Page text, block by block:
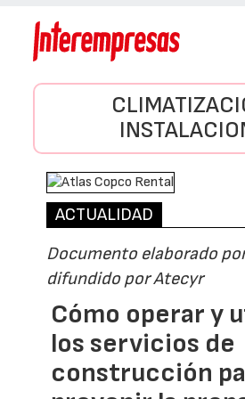
ACTUALIDAD
Documento elaborado
difundido por Atecyr
Cómo operar y
los servicios de
construcción